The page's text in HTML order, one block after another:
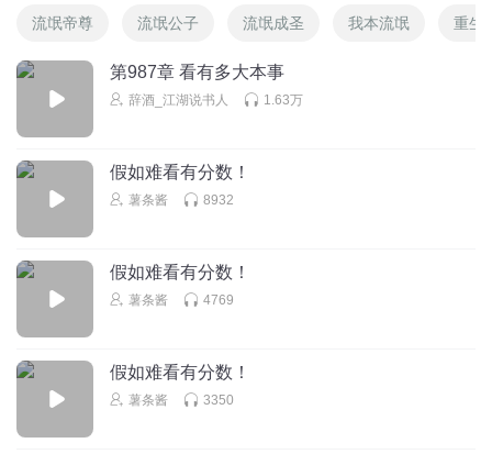
流氓帝尊 流氓公子 流氓成圣 我本流氓 重生
第987章 看有多大本事
辞酒_江湖说书人 1.63万
假如难看有分数！
薯条酱 8932
假如难看有分数！
薯条酱 4769
假如难看有分数！
薯条酱 3350